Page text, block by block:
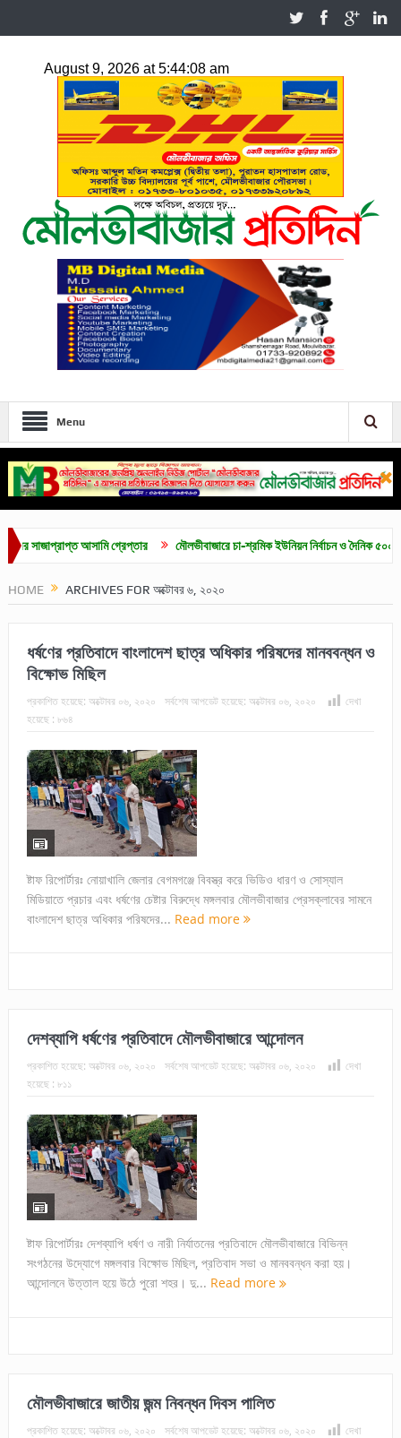
Menu
আসামি গ্রেপ্তার মৌলভীবাজারে চা-শ্রমিক ইউনিয়ন নির্বাচন ও দৈনিক ৫০০ টাকা
HOME ARCHIVES FOR অক্টোবর ৬, ২০২০
ধর্ষণের প্রতিবাদে বাংলাদেশ ছাত্র অধিকার পরিষদের মানববন্ধন ও
বিক্ষোভ মিছিল
প্রকাশিত হয়েছে: অক্টোবর ০৬, ২০২০ সর্বশেষ আপডেট হয়েছে: অক্টোবর ০৬, ২০২০
দেখা
হয়েছে : ৮৬৪
ষ্টাফ রিপোর্টারঃ নোয়াখালি জেলার বেগমগঞ্জে বিবস্ত্র করে ভিডিও ধারণ ও সোস্যাল
মিডিয়াতে প্রচার এবং ধর্ষণের চেষ্টার বিরুদ্ধে মঙ্গলবার মৌলভীবাজার প্রেসক্লাবের সামনে
বাংলাদেশ ছাত্র অধিকার পরিষদের... Read more
দেশব্যাপি ধর্ষণের প্রতিবাদে মৌলভীবাজারে আন্দোলন
প্রকাশিত হয়েছে: অক্টোবর ০৬, ২০২০ সর্বশেষ আপডেট হয়েছে: অক্টোবর ০৬, ২০২০
দেখা
হয়েছে : ৮১১
ষ্টাফ রিপোর্টারঃ দেশব্যাপি ধর্ষণ ও নারী নির্যাতনের প্রতিবাদে মৌলভীবাজারে বিভিন্ন
সংগঠনের উদ্যোগে মঙ্গলবার বিক্ষোভ মিছিল, প্রতিবাদ সভা ও মানববন্ধন করা হয়।
আন্দোলনে উত্তাল হয়ে উঠে পুরো শহর। দু... Read more
মৌলভীবাজারে জাতীয় জন্ম নিবন্ধন দিবস পালিত
প্রকাশিত হয়েছে: অক্টোবর ০৬, ২০২০ সর্বশেষ আপডেট হয়েছে: অক্টোবর ০৬, ২০২০
দেখা